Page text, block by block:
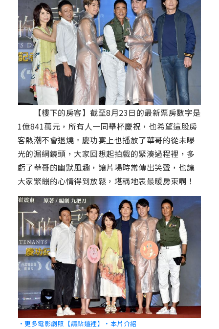
【樓下的房客】截至8月23日的最新票房數字是
1億841萬元，所有人一同舉杯慶祝，也希望這股房
客熱潮不會退燒。慶功宴上也播放了華哥的從未曝
光的漏網鏡頭，大家回想起拍戲的緊湊過程裡，多
虧了華哥的幽默風趣，讓片場時常傳出笑聲，也讓
大家緊繃的心情得到放鬆，堪稱地表最暖房東啊！
‧更多電影劇照【請點這裡】 ‧本片介紹